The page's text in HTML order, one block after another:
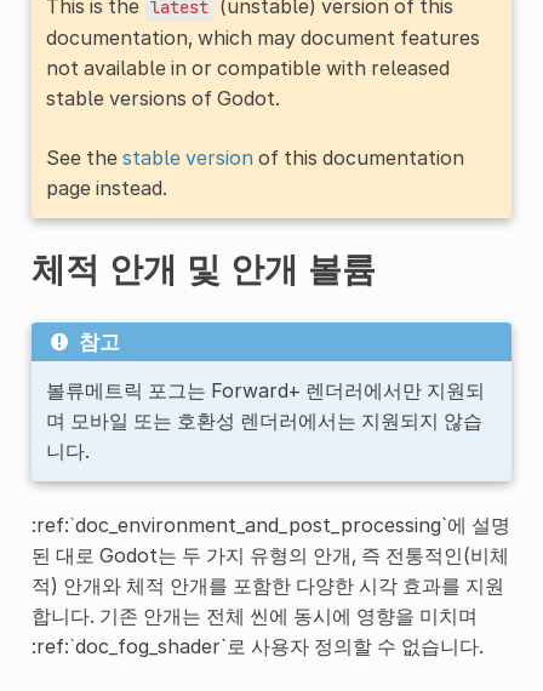
This is the latest (unstable) version of this
documentation, which may document features
not available in or compatible with released
stable versions of Godot.
See the stable versionof this documentation
page instead.
체적 안개 및 안개 볼륨
참고
볼류메트릭 포그는 Forward+ 렌더러에서만 지원되
며 모바일 또는 호환성 렌더러에서는 지원되지 않습
니다.
:ref:`doc_environment_and_post_processing`에 설명
된 대로 Godot는 두 가지 유형의 안개, 즉 전통적인(비체
적) 안개와 체적 안개를 포함한 다양한 시각 효과를 지원
합니다. 기존 안개는 전체 씬에 동시에 영향을 미치며
:ref:`doc_fog_shader`로 사용자 정의할 수 없습니다.